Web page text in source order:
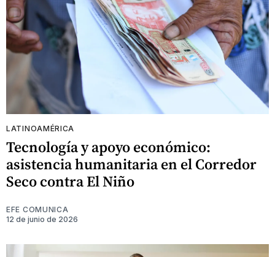
LATINOAMÉRICA
Tecnología y apoyo económico:
asistencia humanitaria en el Corredor
Seco contra El Niño
EFE COMUNICA
12 de junio de 2026